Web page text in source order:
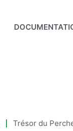
Trésor du